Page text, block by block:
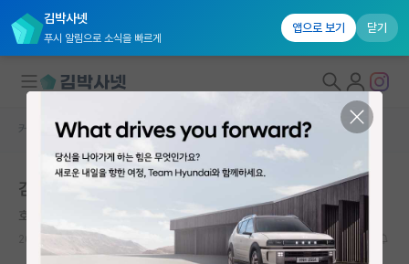
김박사넷
푸시 알림으로 소식을 빠르게
앱으로 보기 닫기
대학원생 모집
연구실&오픈랩
커뮤니티 홈 자유 게시판(아무개랩)
김박사넷 교수님 평가 막혔나요?
호탕한 미셸 푸코
1665